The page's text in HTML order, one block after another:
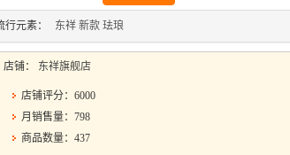
行元素： 东祥 新款 珐琅
店铺： 东祥旗舰店
店铺评分：6000
月销售量：798
商品数量：437